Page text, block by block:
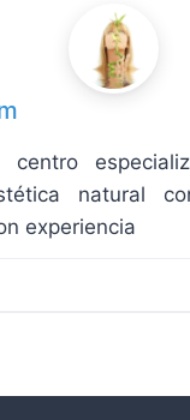
natural
experiencia